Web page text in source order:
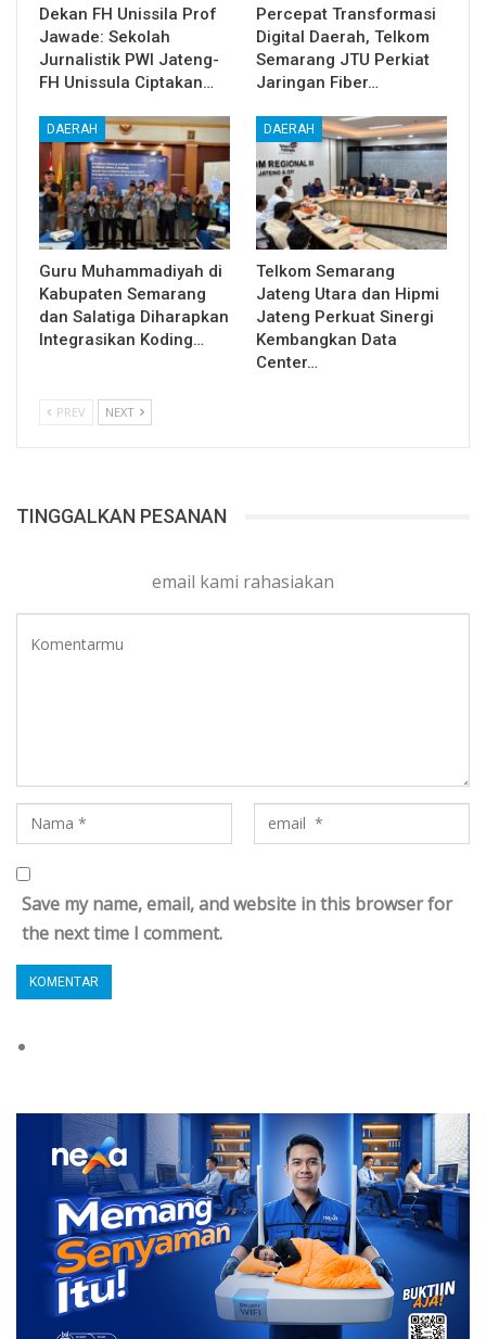
Dekan FH Unissila Prof
Jawade: Sekolah
Jurnalistik PWI Jateng-
FH Unissula Ciptakan…
Percepat Transformasi
Digital Daerah, Telkom
Semarang JTU Perkiat
Jaringan Fiber…
DAERAH
Guru Muhammadiyah di
Kabupaten Semarang
dan Salatiga Diharapkan
Integrasikan Koding…
DAERAH
Telkom Semarang
Jateng Utara dan Hipmi
Jateng Perkuat Sinergi
Kembangkan Data
Center…
PREV NEXT
TINGGALKAN PESANAN
email kami rahasiakan
Save my name, email, and website in this browser for
the next time I comment.